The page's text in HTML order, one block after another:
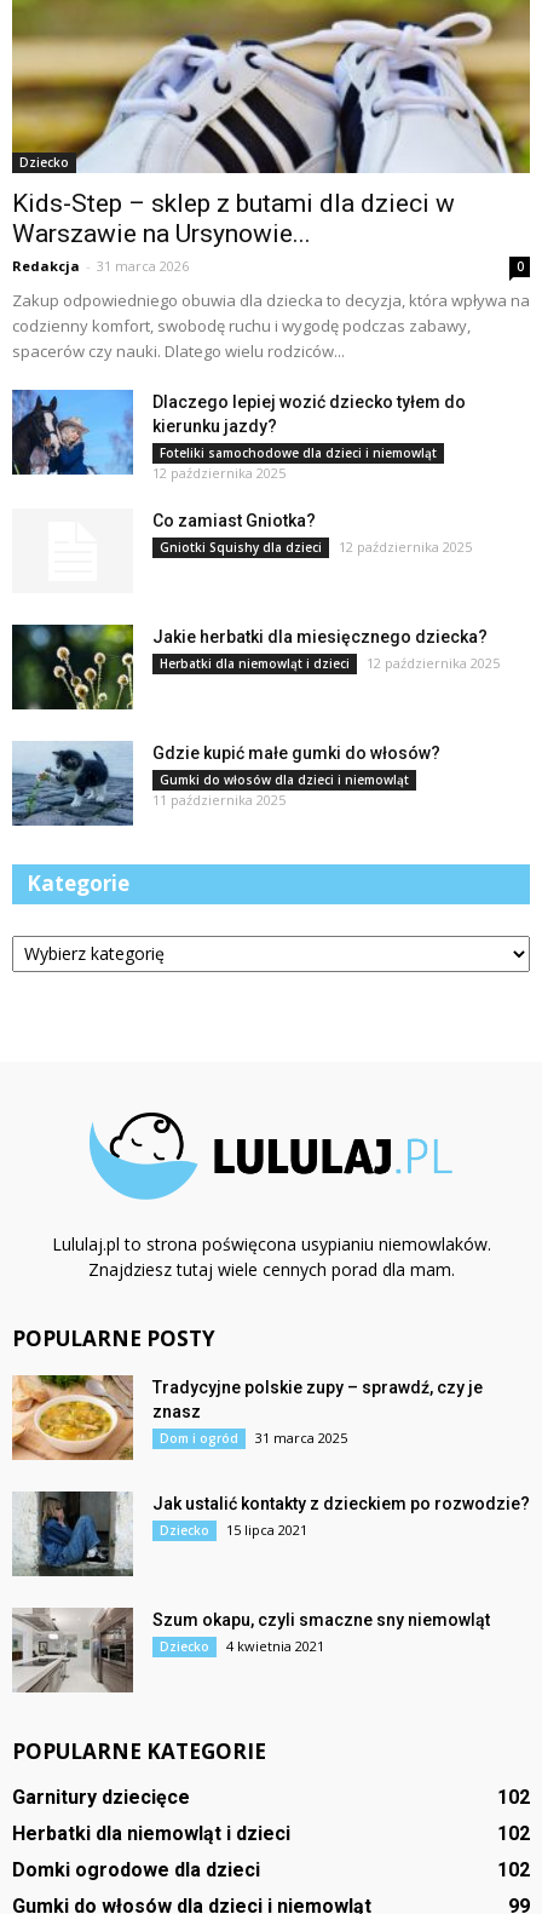
Dziecko
Kids-Step – sklep z butami dla dzieci w
Warszawie na Ursynowie...
Redakcja - 31 marca 2026 0
Zakup odpowiedniego obuwia dla dziecka to decyzja, która wpływa na
codzienny komfort, swobodę ruchu i wygodę podczas zabawy,
spacerów czy nauki. Dlatego wielu rodziców...
Dlaczego lepiej wozić dziecko tyłem do
kierunku jazdy?
Foteliki samochodowe dla dzieci i niemowląt
12 października 2025
Co zamiast Gniotka?
Gniotki Squishy dla dzieci 12 października 2025
Jakie herbatki dla miesięcznego dziecka?
Herbatki dla niemowląt i dzieci 12 października 2025
Gdzie kupić małe gumki do włosów?
Gumki do włosów dla dzieci i niemowląt
11 października 2025
Kategorie
Kategorie
Lululaj.pl to strona poświęcona usypianiu niemowlaków.
Znajdziesz tutaj wiele cennych porad dla mam.
POPULARNE POSTY
Tradycyjne polskie zupy – sprawdź, czy je
znasz
Dom i ogród 31 marca 2025
Jak ustalić kontakty z dzieckiem po rozwodzie?
Dziecko 15 lipca 2021
Szum okapu, czyli smaczne sny niemowląt
Dziecko 4 kwietnia 2021
POPULARNE KATEGORIE
Garnitury dziecięce
102
Herbatki dla niemowląt i dzieci
102
Domki ogrodowe dla dzieci
102
Gumki do włosów dla dzieci i niemowląt
99